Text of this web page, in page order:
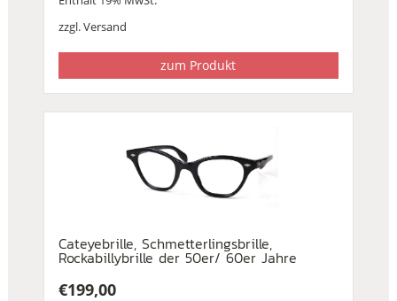
zzgl.Versand
zum Produkt
Cateyebrille, Schmetterlingsbrille,
Rockabillybrille der 50er/ 60er Jahre
€199,00